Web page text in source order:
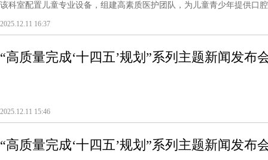
该科室配置儿童专业设备，组建高素质医护团队，为儿童青少年提供口
2025.12.11 16:37
“高质量完成‘十四五’规划”系列主题新闻发布
2025.12.11 15:46
“高质量完成‘十四五’规划”系列主题新闻发布